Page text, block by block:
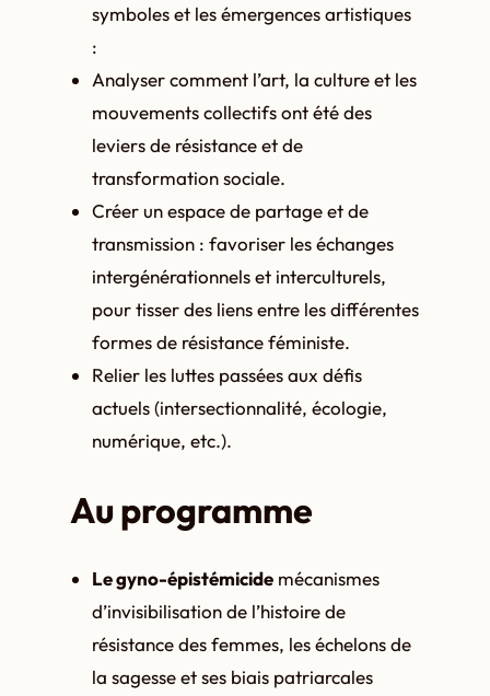
symboles et les émergences artistiques
:
Analyser comment l’art, la culture et les
mouvements collectifs ont été des
leviers de résistance et de
transformation sociale.
Créer un espace de partage et de
transmission : favoriser les échanges
intergénérationnels et interculturels,
pour tisser des liens entre les différentes
formes de résistance féministe.
Relier les luttes passées aux défis
actuels (intersectionnalité, écologie,
numérique, etc.).
Au programme
Le gyno-épistémicide mécanismes
d’invisibilisation de l’histoire de
résistance des femmes, les échelons de
la sagesse et ses biais patriarcales